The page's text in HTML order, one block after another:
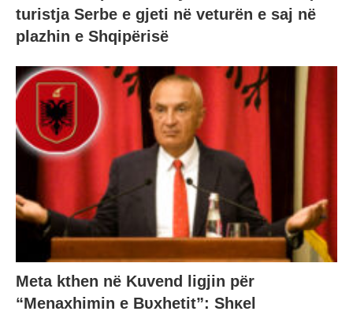
turistja Serbe e gjeti në veturën e saj në
plazhin e Shqipërisë
Meta kthen në Kuvend ligjin për
“Menaxhimin e Bυxhetit”: Shκel